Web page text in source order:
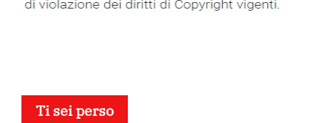
Ti sei perso